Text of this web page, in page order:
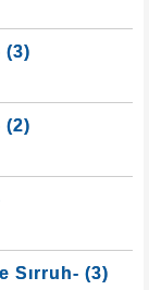
(3)
(2)
Sırruh- (3)